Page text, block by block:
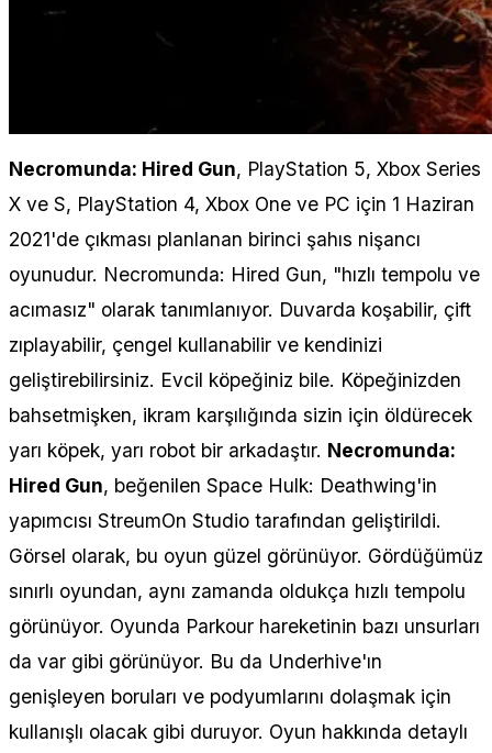
Necromunda: Hired Gun, PlayStation 5, Xbox Series
X ve S, PlayStation 4, Xbox One ve PC için 1 Haziran
2021'de çıkması planlanan birinci şahıs nişancı
oyunudur. Necromunda: Hired Gun, "hızlı tempolu ve
acımasız" olarak tanımlanıyor. Duvarda koşabilir, çift
zıplayabilir, çengel kullanabilir ve kendinizi
geliştirebilirsiniz. Evcil köpeğiniz bile. Köpeğinizden
bahsetmişken, ikram karşılığında sizin için öldürecek
yarı köpek, yarı robot bir arkadaştır. Necromunda:
Hired Gun, beğenilen Space Hulk: Deathwing'in
yapımcısı StreumOn Studio tarafından geliştirildi.
Görsel olarak, bu oyun güzel görünüyor. Gördüğümüz
sınırlı oyundan, aynı zamanda oldukça hızlı tempolu
görünüyor. Oyunda Parkour hareketinin bazı unsurları
da var gibi görünüyor. Bu da Underhive'ın
genişleyen boruları ve podyumlarını dolaşmak için
kullanışlı olacak gibi duruyor. Oyun hakkında detaylı